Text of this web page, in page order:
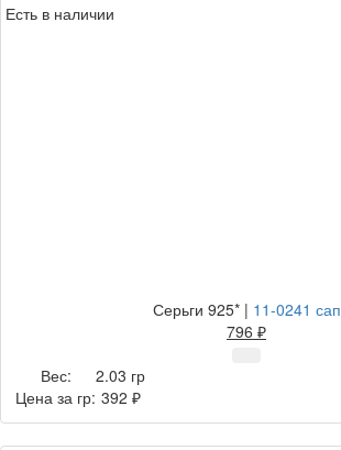
Есть в наличии
Серьги 925* | 11-0241 сап
796 ₽
Вес:
2.03 гр
Цена за гр: 392 ₽